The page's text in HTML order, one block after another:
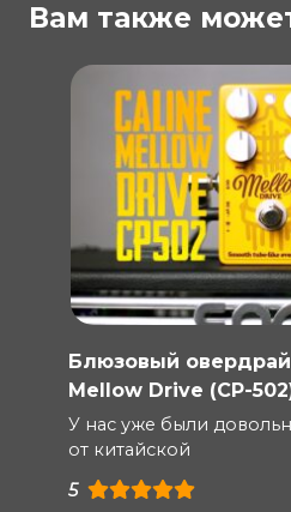
Вам также
Блюзовый
Mellow Drive (CP-
У нас уже были
от китайской
5